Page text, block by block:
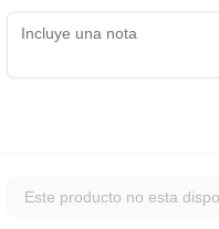
sociales
Este producto no esta